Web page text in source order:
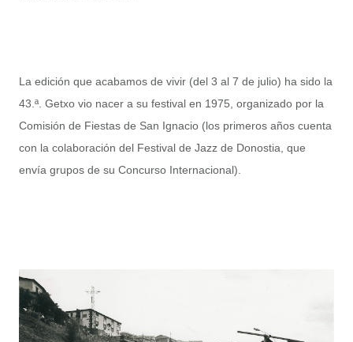
La edición que acabamos de vivir (del 3 al 7 de julio) ha sido la
43.ª. Getxo vio nacer a su festival en 1975, organizado por la
Comisión de Fiestas de San Ignacio (los primeros años cuenta
con la colaboración del Festival de Jazz de Donostia, que
envía grupos de su Concurso Internacional).